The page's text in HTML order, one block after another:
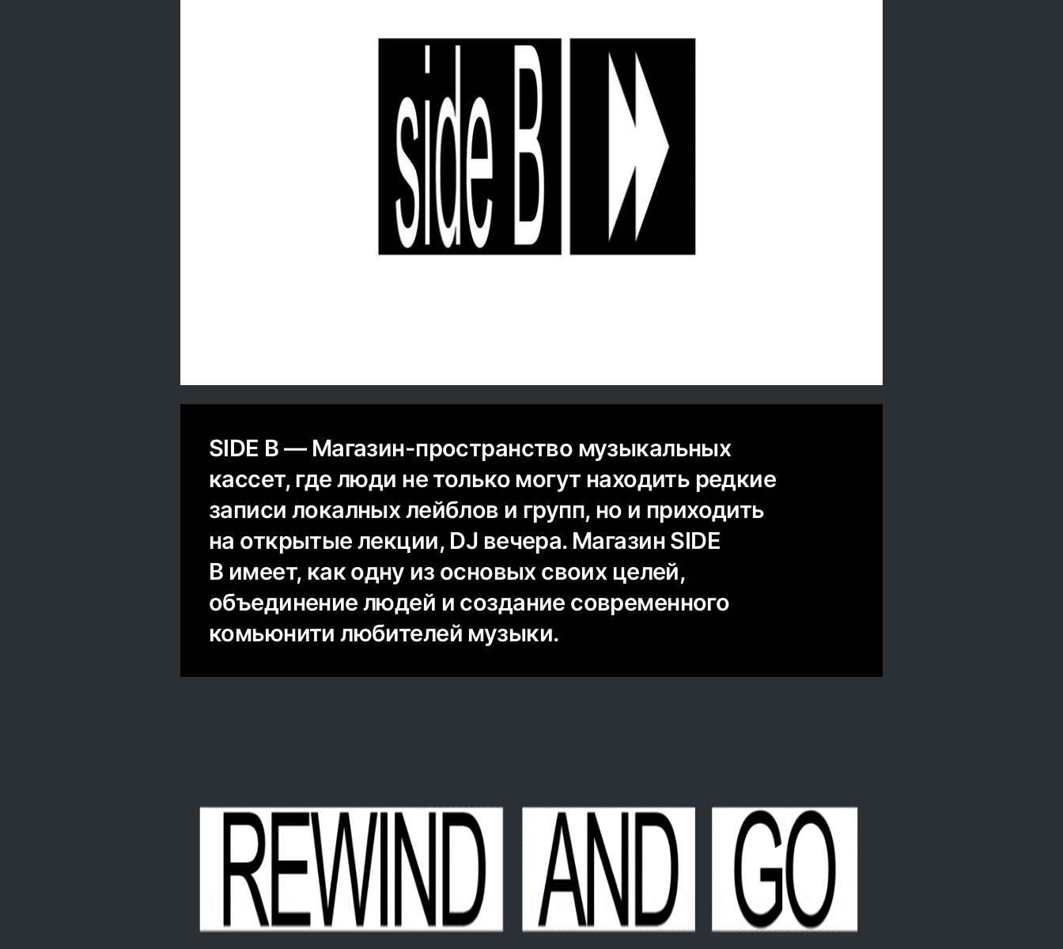
SIDE B — Магазин-пространство музыкальных
кассет, где люди не только могут находить редкие
записи локалных лейблов и групп, но и приходить
на открытые лекции, DJ вечера. Магазин SIDE
B имеет, как одну из основых своих целей,
объединение людей и создание современного
комьюнити любителей музыки.